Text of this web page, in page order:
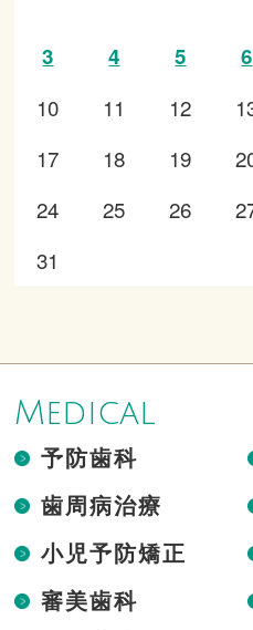
3
4 5 6
10
11 12
17
18 19
24
25 26
31
Medical
予防歯科
歯周病治療
小児予防矯正
審美歯科